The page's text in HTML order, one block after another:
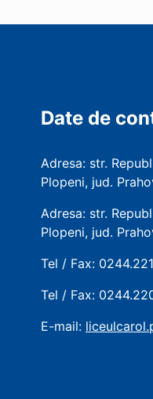
Date de
Adresa: str.
Plopeni, jud.
Adresa: str.
Plopeni, jud.
Tel / Fax:
Tel / Fax:
E-mail: